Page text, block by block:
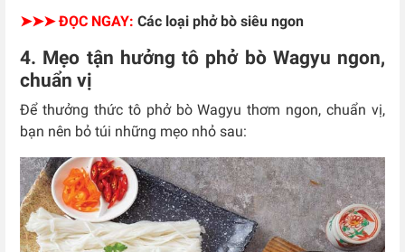
➤➤➤ ĐỌC NGAY: Các loại phở bò siêu ngon
4. Mẹo tận hưởng tô phở bò Wagyu ngon,
chuẩn vị
Để thưởng thức tô phở bò Wagyu thơm ngon, chuẩn vị,
bạn nên bỏ túi những mẹo nhỏ sau: